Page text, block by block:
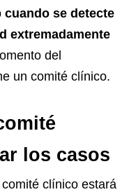
cuando se detecte
extremadamente
del
un comité clínico.
los casos
clínico estará